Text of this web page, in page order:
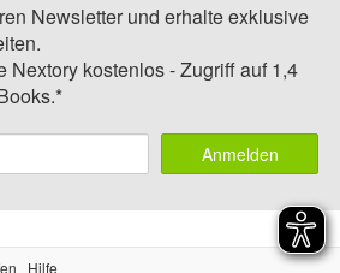
Newsletter und erhalte exklusive
Nextory kostenlos - Zugriff auf 1,4
Anmelden
Hilfe